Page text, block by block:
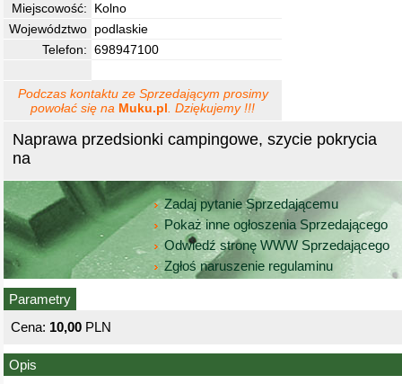
Naprawa przedsionki campingowe, szycie pokrycia
na
Zadaj pytanie Sprzedającemu
Pokaż inne ogłoszenia Sprzedającego
Odwiedź stronę WWW Sprzedającego
Zgłoś naruszenie regulaminu
Parametry
Cena: 10,00 PLN
Miejscowość:
Kolno
Województwo podlaskie
Telefon: 698947100
Podczas kontaktu ze Sprzedającym prosimy
powołać się na Muku.pl . Dziękujemy !!!
Opis